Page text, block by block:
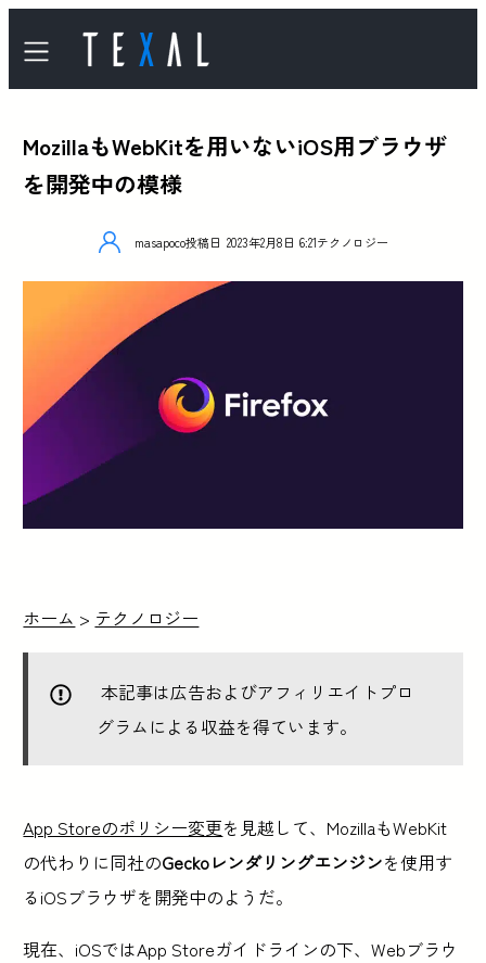
MozillaもWebKitを用いないiOS用ブラウザ
を開発中の模様
masapoco投稿日 2023年2月8日 6:21テクノロジー
ホーム > テクノロジー
本記事は広告およびアフィリエイトプロ
グラムによる収益を得ています。
App Storeのポリシー変更を見越して、MozillaもWebKit
の代わりに同社のGeckoレンダリングエンジンを使用す
るiOSブラウザを開発中のようだ。
現在、iOSではApp Storeガイドラインの下、Webブラウ